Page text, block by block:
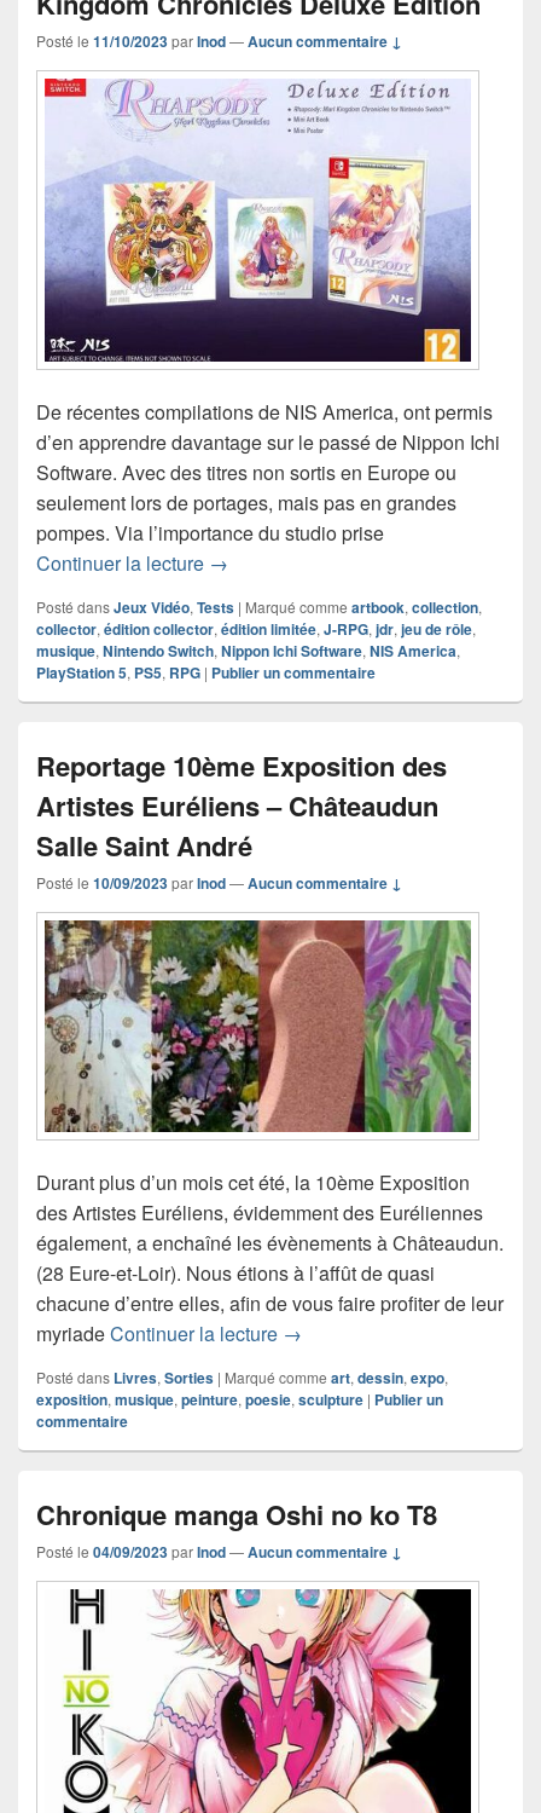
Posté le 11/10/2023parInod—Aucun commentaire ↓
De récentes compilations de NIS America, ont permis
d’en apprendre davantage sur le passé de Nippon Ichi
Software. Avec des titres non sortis en Europe ou
seulement lors de portages, mais pas en grandes
pompes. Via l’importance du studio prise
Continuer la lecture Chronique jeu vidéo Rhapsody –
→
Posté dansJeux Vidéo, Tests | Marqué comme artbook, collection,
collector, édition collector, édition limitée, J-RPG, jdr, jeu de rôle,
musique, Nintendo Switch, Nippon Ichi Software, NIS America,
PlayStation 5, PS5, RPG | Publier un commentaire
Reportage 10ème Exposition des
Artistes Euréliens – Châteaudun
Salle Saint André
Posté le 10/09/2023parInod—Aucun commentaire ↓
Durant plus d’un mois cet été, la 10ème Exposition
des Artistes Euréliens, évidemment des Euréliennes
également, a enchaîné les évènements à Châteaudun.
(28 Eure-et-Loir). Nous étions à l’affût de quasi
chacune d’entre elles, afin de vous faire profiter de leur
myriadeContinuer la lecture Reportage 10ème
→
Posté dans Livres,Sorties | Marqué comme art,dessin,expo,
exposition,musique,peinture,poesie,sculpture | Publier un
commentaire
Chronique manga Oshi no ko T8
Posté le 04/09/2023parInod—Aucun commentaire ↓